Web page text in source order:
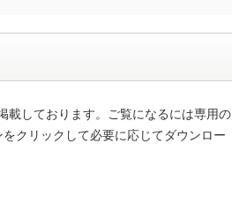
載しております。ご覧になるには専用の
クリックして必要に応じてダウンロー